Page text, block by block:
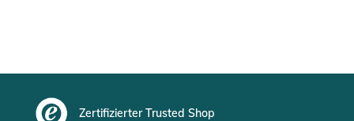
Zertifizierter Trusted Shop